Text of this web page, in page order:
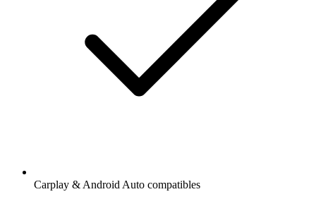
Carplay & Android Auto compatibles